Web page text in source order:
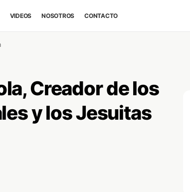
VIDEOS NOSOTROS CONTACTO
Creador de los
y los Jesuitas